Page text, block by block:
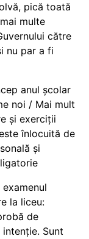
pică toată
multe
către
nu par a fi
anul școlar
noi / Mai mult
și exerciții
înlocuită de
și
la liceu:
de
Sunt